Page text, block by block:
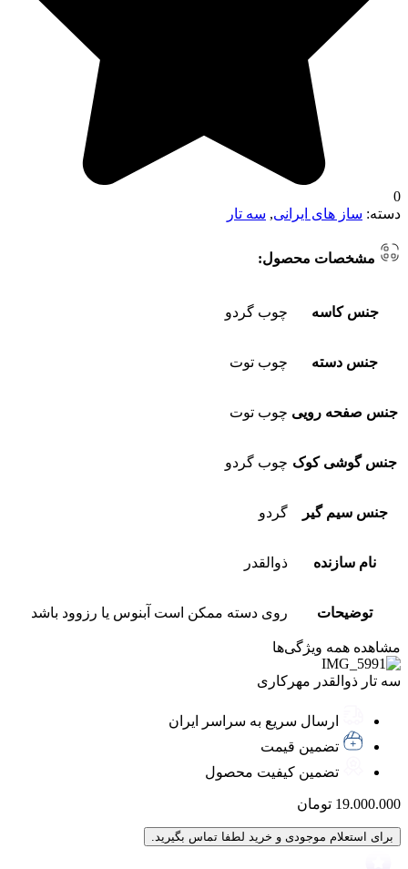
0
دسته: ساز های ایرانی, سه تار
مشخصات محصول:
جنس کاسه چوب گردو
جنس دسته چوب توت
جنس صفحه رویی چوب توت
جنس گوشی کوک چوب گردو
جنس سیم گیر گردو
نام سازنده ذوالقدر
توضیحات روی دسته ممکن است آبنوس یا رزوود باشد
مشاهده همه ویژگی‌ها
سه تار ذوالقدر مهرکاری
ارسال سریع به سراسر ایران
تضمین قیمت
تضمین کیفیت محصول
19.000.000 تومان
برای استعلام موجودی و خرید لطفا تماس بگیرید.